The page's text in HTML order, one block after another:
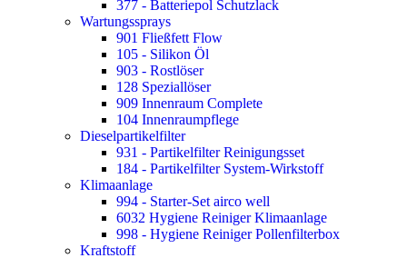
377 - Batteriepol Schutzlack
Wartungssprays
901 Fließfett Flow
105 - Silikon Öl
903 - Rostlöser
128 Speziallöser
909 Innenraum Complete
104 Innenraumpflege
Dieselpartikelfilter
931 - Partikelfilter Reinigungsset
184 - Partikelfilter System-Wirkstoff
Klimaanlage
994 - Starter-Set airco well
6032 Hygiene Reiniger Klimaanlage
998 - Hygiene Reiniger Pollenfilterbox
Kraftstoff